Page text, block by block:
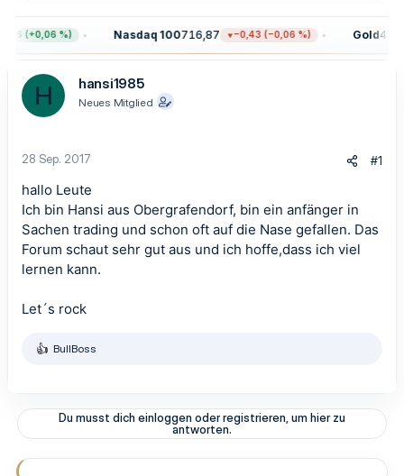
r
m
(+0,06 %) Nasdaq 100716,87 −0,43 (−0,06 %) Gold
H hansi1985
Neues Mitglied
28 Sep. 2017 #1
hallo Leute
Ich bin Hansi aus Obergrafendorf, bin ein anfänger in
Sachen trading und schon oft auf die Nase gefallen. Das
Forum schaut sehr gut aus und ich hoffe,dass ich viel
lernen kann.
Let´s rock
R
t
o
n
BullBoss
Du musst dich einloggen oder registrieren, um hier zu
antworten.